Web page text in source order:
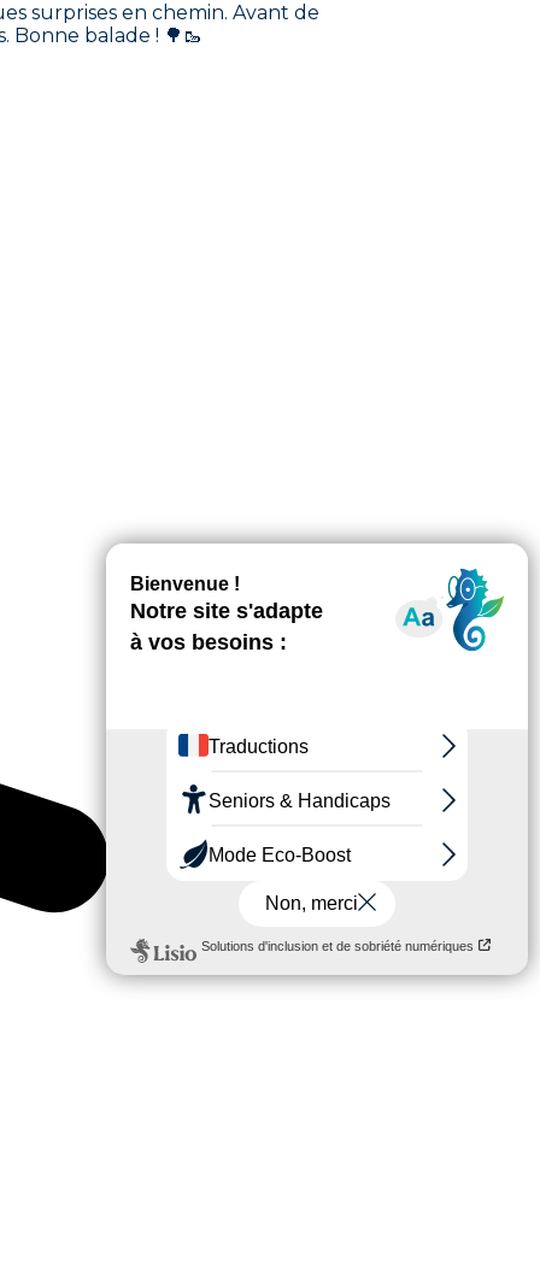
surprises en chemin. Avant de
balade ! 🌳🥾